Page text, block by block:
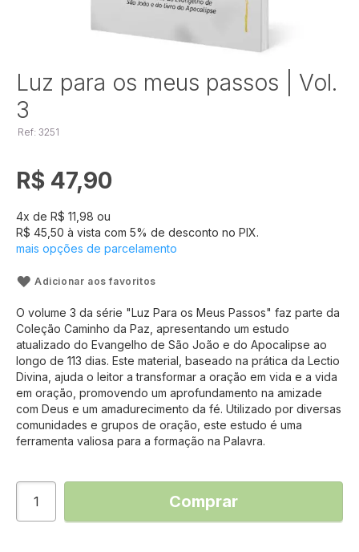
Saltar
para
o
da
de
imagens
Luz para os meus passos | Vol.
3
Ref: 3251
R$ 47,90
4x de R$ 11,98 ou
R$ 45,50 à vista com 5% de desconto no PIX.
mais opções de parcelamento
Adicionar aos favoritos
O volume 3 da série "Luz Para os Meus Passos" faz parte da
Coleção Caminho da Paz, apresentando um estudo
atualizado do Evangelho de São João e do Apocalipse ao
longo de 113 dias. Este material, baseado na prática da Lectio
Divina, ajuda o leitor a transformar a oração em vida e a vida
em oração, promovendo um aprofundamento na amizade
com Deus e um amadurecimento da fé. Utilizado por diversas
comunidades e grupos de oração, este estudo é uma
ferramenta valiosa para a formação na Palavra.
Comprar